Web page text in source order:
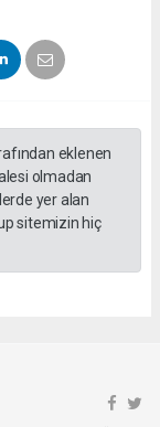
eklenen
olmadan
yer alan
sitemizin hiç